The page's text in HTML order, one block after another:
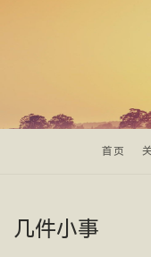
首页
几件小事